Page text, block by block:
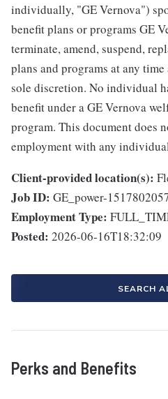
individually, "GE Vernova")
benefit plans or programs GE
terminate, amend, suspend,
plans and programs at any
sole discretion. No individual
benefit under a GE Vernova
program. This document does
employment with any
Client-provided location(s):
Job ID: GE_power-
Employment Type:
Posted: 2026-06-16T18:32:09
SEARCH
Perks and Benefits